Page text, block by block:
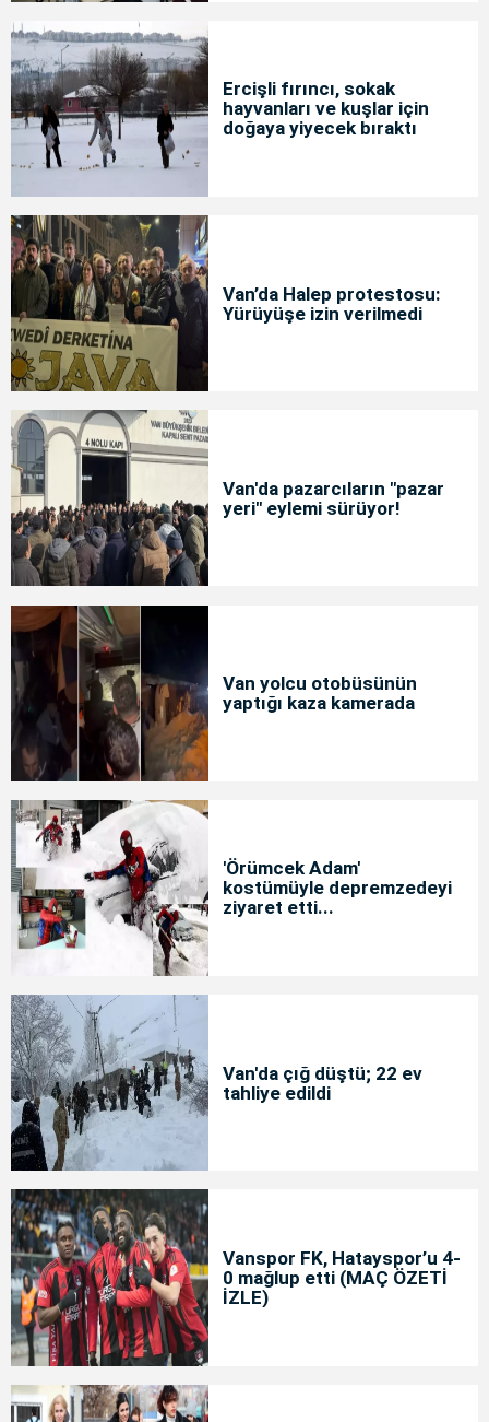
Ercişli fırıncı, sokak
hayvanları ve kuşlar için
doğaya yiyecek bıraktı
Van’da Halep protestosu:
Yürüyüşe izin verilmedi
Van'da pazarcıların "pazar
yeri" eylemi sürüyor!
Van yolcu otobüsünün
yaptığı kaza kamerada
'Örümcek Adam'
kostümüyle depremzedeyi
ziyaret etti...
Van'da çığ düştü; 22 ev
tahliye edildi
Vanspor FK, Hatayspor’u 4-
0 mağlup etti (MAÇ ÖZETİ
İZLE)